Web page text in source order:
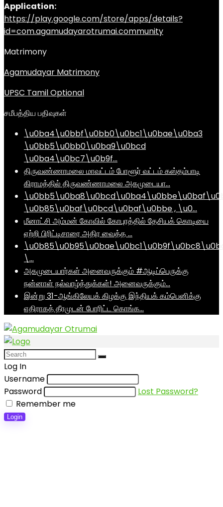
Application:
https://play.google.com/store/apps/details?
id=com.agamudayarotrumai.community
Matrimony
Agamudayar Matrimony
UPSC Tamil Optional
சமீபத்திய பதிவுகள்
\u0ba4\u0bbf\u0bb0\u0bc1\u0bae\u0ba3
\u0bb5\u0bb0\u0ba9\u0bcd
\u0ba4\u0bc7\u0b9f…
திருவண்ணாமலை மாவட்டம் போளூர் வட்டம் கஸ்தம்பாடி
கிராமத்தில் திருவண்ணாமலை அகமுடையா…
\u0b85\u0baf\u0bcd\u0baf\u0bbe , \u0…
மீனாட்சி அம்மன் கோவில் கோபுரத்தில் தேசியக் கொடியை
ஏற்றி பிரிட்டிசாரை அதிர வைத்த …
\…
அகமுடையார்கள் அனைவருக்கும் #ஆடிப்பெருக்கு
நன்னாள் நல்வாழ்த்துக்கள்! அனைவருக்கும்…
இன்று 31-ஆங்கிலேயக் கிழக்கு இந்தியக் கம்பெனிக்கு
எதிராகத் தீரமுடன் போரிட்ட கொங்க…
Log In
Username
Password
Lost Password?
Remember me
Login